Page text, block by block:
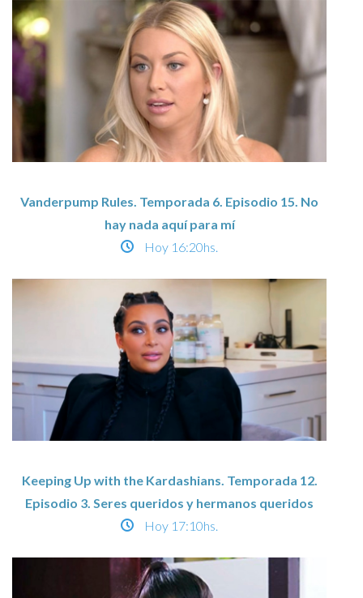
Vanderpump Rules. Temporada 6. Episodio 15. No
hay nada aquí para mí
Hoy 16:20hs.
Keeping Up with the Kardashians. Temporada 12.
Episodio 3. Seres queridos y hermanos queridos
Hoy 17:10hs.